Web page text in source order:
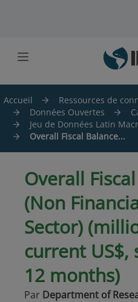
Accueil
Ressources de
Données Ouvertes
Jeu de Données Latin
Overall Fiscal Balance...
Overall
(Non
Sector)
current US$,
12 months)
Par Department of